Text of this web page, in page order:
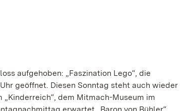
aufgehoben: „Faszination Lego“, die
geöffnet. Diesen Sonntag steht auch wieder
dem Mitmach-Museum im